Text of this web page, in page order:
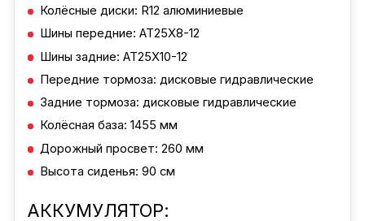
Колёсные диски: R12 алюминиевые
Шины передние: AT25X8-12
Шины задние: AT25X10-12
Передние тормоза: дисковые гидравлические
Задние тормоза: дисковые гидравлические
Колёсная база: 1455 мм
Дорожный просвет: 260 мм
Высота сиденья: 90 см
АККУМУЛЯТОР: